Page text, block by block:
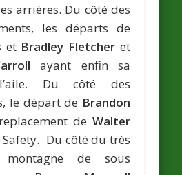
arrières. Du côté des
les départs de
et Bradley Fletcher et
ayant enfin sa
. Du côté des
le départ de Brandon
de Walter
Safety. Du côté du très
de sous